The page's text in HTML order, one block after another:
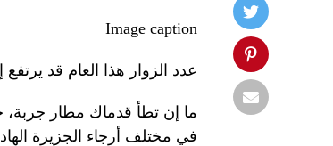
Image caption
عدد الزوار هذا العام قد يرتفع إلى 7 آلاف
ما إن تطأ قدماك مطار
في مختلف أرجاء الجزيرة